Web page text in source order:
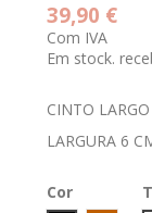
39,90 €
Com IVA
Em stock.
CINTO
LARGURA 6
Cor